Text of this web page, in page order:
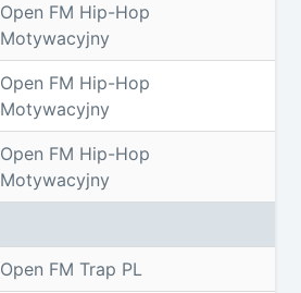
Open FM Hip-Hop
Motywacyjny
Open FM Hip-Hop
Motywacyjny
Open FM Hip-Hop
Motywacyjny
Open FM Trap PL